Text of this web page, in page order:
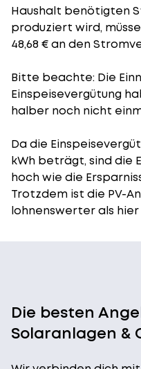
Haushalt benötigten
produziert wird,
48,68 € an den
Bitte beachte: Die
Einspeisevergütung
halber noch nicht
Da die
kWh beträgt, sind die
hoch wie die
Trotzdem ist die PV-
lohnenswerter als
Die besten
Solaranlagen &